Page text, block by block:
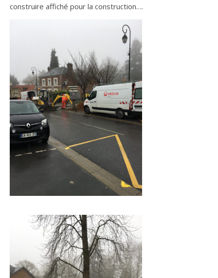
construire affiché pour la construction….